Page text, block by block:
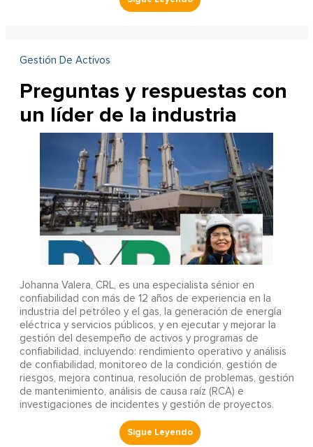
Gestión De Activos
Preguntas y respuestas con
un líder de la industria
Johanna Valera, CRL, es una especialista sénior en
confiabilidad con más de 12 años de experiencia en la
industria del petróleo y el gas, la generación de energía
eléctrica y servicios públicos, y en ejecutar y mejorar la
gestión del desempeño de activos y programas de
confiabilidad, incluyendo: rendimiento operativo y análisis
de confiabilidad, monitoreo de la condición, gestión de
riesgos, mejora continua, resolución de problemas, gestión
de mantenimiento, análisis de causa raíz (RCA) e
investigaciones de incidentes y gestión de proyectos.